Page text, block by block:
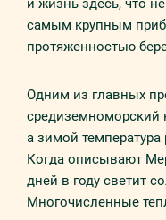
и жизнь здесь, что
самым крупным
протяженностью
Одним из главных
средиземноморский
а зимой температура
Когда описывают
дней в году светит
Многочисленные